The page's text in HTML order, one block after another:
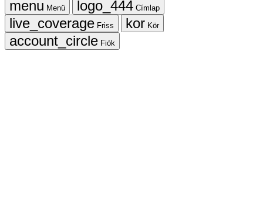
Menü
Címlap
Friss
Kör
Fiók